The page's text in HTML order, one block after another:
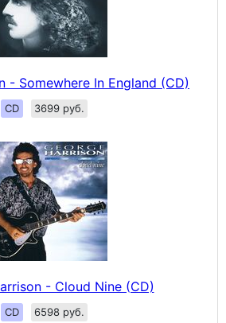
- Somewhere In England (CD)
CD 3699 руб.
- Cloud Nine (CD)
CD 6598 руб.